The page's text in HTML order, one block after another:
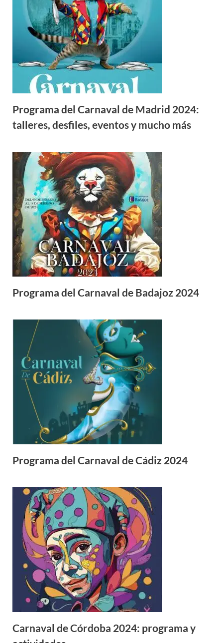
Programa del Carnaval de Madrid 2024:
talleres, desfiles, eventos y mucho más
Programa del Carnaval de Badajoz 2024
Programa del Carnaval de Cádiz 2024
Carnaval de Córdoba 2024: programa y